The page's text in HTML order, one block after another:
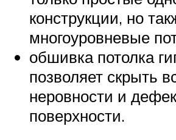
конструкции, но
многоуровневые
обшивка потолка
позволяет скрыть
неровности и
поверхности.